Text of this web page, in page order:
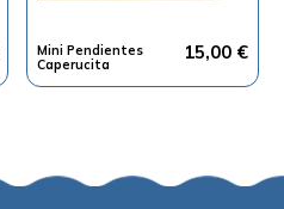
Mini Pendientes
Caperucita
15,00 €